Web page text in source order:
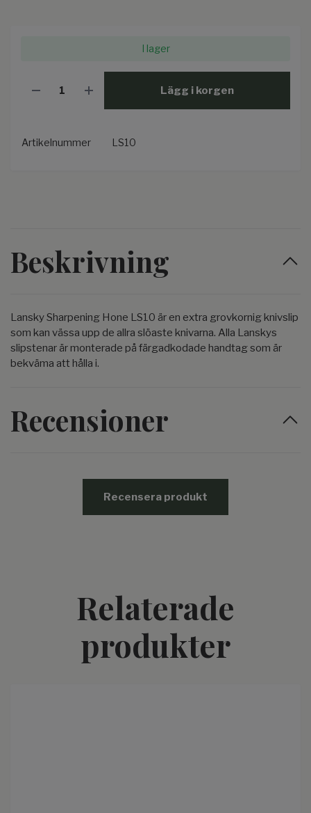
I lager
Lägg i korgen
Artikelnummer LS10
Beskrivning
Lansky Sharpening Hone LS10 är en extra grovkornig knivslip
som kan vässa upp de allra slöaste knivarna. Alla Lanskys
slipstenar är monterade på färgadkodade handtag som är
bekväma att hålla i.
Recensioner
Recensera produkt
Relaterade
produkter